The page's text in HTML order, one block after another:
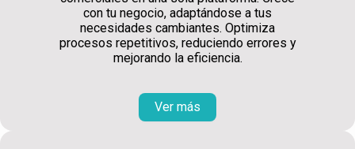
con tu negocio, adaptándose a tus
necesidades cambiantes. Optimiza
procesos repetitivos, reduciendo errores y
mejorando la eficiencia.
Ver más